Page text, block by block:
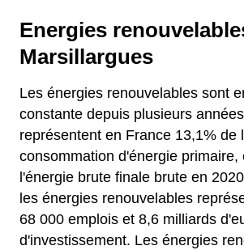
Energies
Marsillargues
Les énergies renouvelables sont
constante depuis plusieurs
représentent en France 13,1% de
consommation d'énergie primaire,
l'énergie brute finale brute en
les énergies renouvelables
68 000 emplois et 8,6 milliards
d'investissement. Les énergies